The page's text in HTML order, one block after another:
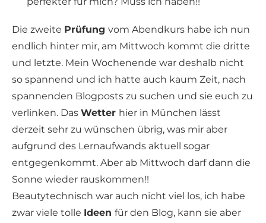
Die zweite Prüfung vom Abendkurs habe ich nun
endlich hinter mir, am Mittwoch kommt die dritte
und letzte. Mein Wochenende war deshalb nicht
so spannend und ich hatte auch kaum Zeit, nach
spannenden Blogposts zu suchen und sie euch zu
verlinken. Das Wetter hier in München lässt
derzeit sehr zu wünschen übrig, was mir aber
aufgrund des Lernaufwands aktuell sogar
entgegenkommt. Aber ab Mittwoch darf dann die
Sonne wieder rauskommen!!
Beautytechnisch war auch nicht viel los, ich habe
zwar viele tolle Ideen für den Blog, kann sie aber